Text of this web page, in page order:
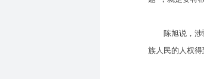
陈旭说，涉疆
族人民的人权